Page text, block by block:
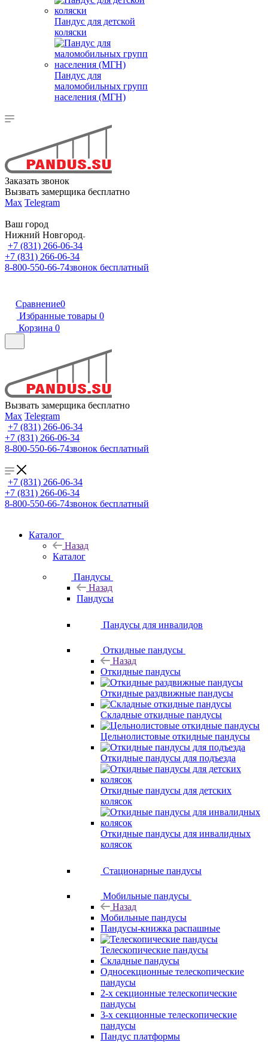
Пандус для детской
коляски
Пандус для
маломобильных групп
населения (МГН)
Заказать звонок
Вызвать замерщика бесплатно
Max Telegram
Ваш город
Нижний Новгород
+7 (831) 266-06-34
+7 (831) 266-06-34
8-800-550-66-74звонок бесплатный
Сравнение0
Избранные товары 0
Корзина 0
Вызвать замерщика бесплатно
Max Telegram
+7 (831) 266-06-34
+7 (831) 266-06-34
8-800-550-66-74звонок бесплатный
+7 (831) 266-06-34
+7 (831) 266-06-34
8-800-550-66-74звонок бесплатный
Каталог
Назад
Каталог
Пандусы
Назад
Пандусы
Пандусы для инвалидов
Откидные пандусы
Назад
Откидные пандусы
Откидные раздвижные пандусы
Складные откидные пандусы
Цельнолистовые откидные пандусы
Откидные пандусы для подъезда
Откидные пандусы для детских
колясок
Откидные пандусы для инвалидных
колясок
Стационарные пандусы
Мобильные пандусы
Назад
Мобильные пандусы
Пандусы-книжка распашные
Телескопические пандусы
Складные пандусы
Односекционные телескопические
пандусы
2-х секционные телескопические
пандусы
3-х секционные телескопические
пандусы
Пандус платформы